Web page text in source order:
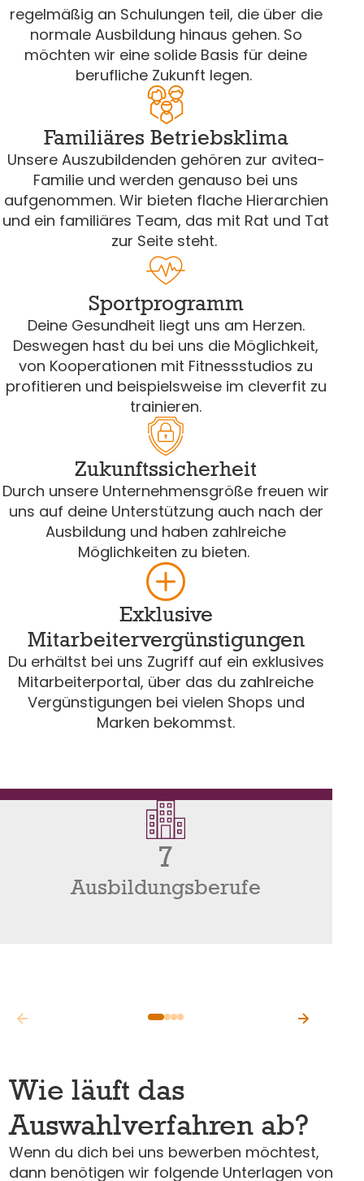
regelmäßig an Schulungen teil, die über die
normale Ausbildung hinaus gehen. So
möchten wir eine solide Basis für deine
berufliche Zukunft legen.
Familiäres Betriebsklima
Unsere Auszubildenden gehören zur avitea-
Familie und werden genauso bei uns
aufgenommen. Wir bieten flache Hierarchien
und ein familiäres Team, das mit Rat und Tat
zur Seite steht.
Sportprogramm
Deine Gesundheit liegt uns am Herzen.
Deswegen hast du bei uns die Möglichkeit,
von Kooperationen mit Fitnessstudios zu
profitieren und beispielsweise im cleverfit zu
trainieren.
Zukunftssicherheit
Durch unsere Unternehmensgröße freuen wir
uns auf deine Unterstützung auch nach der
Ausbildung und haben zahlreiche
Möglichkeiten zu bieten.
Exklusive
Mitarbeitervergünstigungen
Du erhältst bei uns Zugriff auf ein exklusives
Mitarbeiterportal, über das du zahlreiche
Vergünstigungen bei vielen Shops und
Marken bekommst.
7
Ausbildungsberufe
Wie läuft das
Auswahlverfahren ab?
Wenn du dich bei uns bewerben möchtest,
dann benötigen wir folgende Unterlagen von